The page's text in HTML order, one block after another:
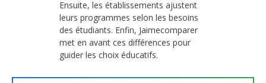
Ensuite, les établissements ajustent
leurs programmes selon les besoins
des étudiants. Enfin, Jaimecomparer
met en avant ces différences pour
guider les choix éducatifs.